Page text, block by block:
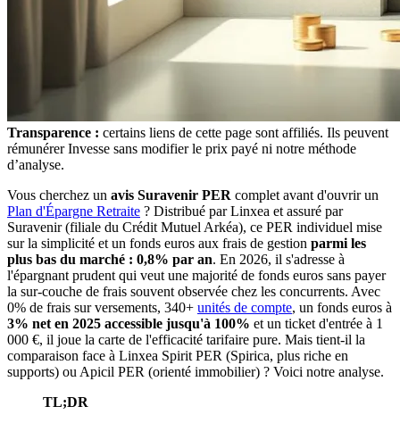
Transparence : certains liens de cette page sont affiliés. Ils peuvent
rémunérer Invesse sans modifier le prix payé ni notre méthode
d’analyse.
Vous cherchez un avis Suravenir PER complet avant d'ouvrir un
Plan d'Épargne Retraite ? Distribué par Linxea et assuré par
Suravenir (filiale du Crédit Mutuel Arkéa), ce PER individuel mise
sur la simplicité et un fonds euros aux frais de gestion parmi les
plus bas du marché : 0,8% par an. En 2026, il s'adresse à
l'épargnant prudent qui veut une majorité de fonds euros sans payer
la sur-couche de frais souvent observée chez les concurrents. Avec
0% de frais sur versements, 340+ unités de compte, un fonds euros à
3% net en 2025 accessible jusqu'à 100% et un ticket d'entrée à 1
000 €, il joue la carte de l'efficacité tarifaire pure. Mais tient-il la
comparaison face à Linxea Spirit PER (Spirica, plus riche en
supports) ou Apicil PER (orienté immobilier) ? Voici notre analyse.
TL;DR